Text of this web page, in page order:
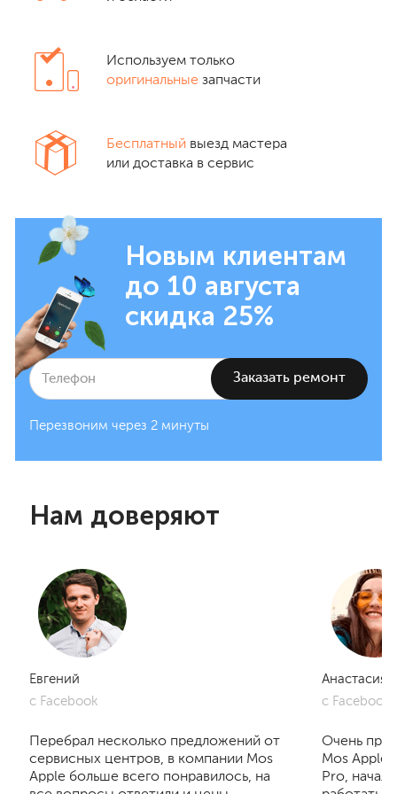
Используем только
оригинальные запчасти
Бесплатный выезд мастера
или доставка в сервис
Новым клиентам
до 10 августа
скидка 25%
Перезвоним через 2 минуты
Нам доверяют
Евгений
с Facebook
Перебрал несколько предложений от
сервисных центров, в компании Mos
Apple больше всего понравилось, на
Анастасия
с Facebook
Очень
Mos
Pro, начал